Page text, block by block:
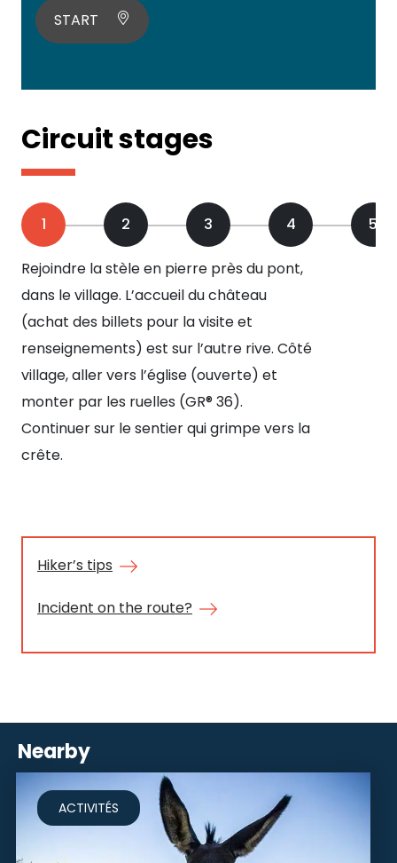
START
Circuit stages
1 2 3 4 5
Rejoindre la stèle en pierre près du pont,
dans le village. L’accueil du château
(achat des billets pour la visite et
renseignements) est sur l’autre rive. Côté
village, aller vers l’église (ouverte) et
monter par les ruelles (GR® 36).
Continuer sur le sentier qui grimpe vers la
crête.
Hiker’s tips
Incident on the route?
Nearby
ACTIVITÉS